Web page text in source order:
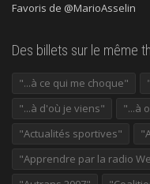
Favoris de @MarioAsselin
Des billets sur le même
"...à ce qui me choque"
"...à d'où je viens"
"...à
"Actualités sportives"
"Apprendre par la radio